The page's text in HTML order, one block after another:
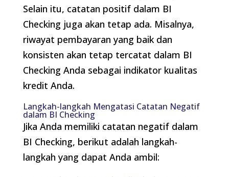
Selain itu, catatan positif dalam BI
Checking juga akan tetap ada. Misalnya,
riwayat pembayaran yang baik dan
konsisten akan tetap tercatat dalam BI
Checking Anda sebagai indikator kualitas
kredit Anda.
Langkah-langkah Mengatasi Catatan Negatif
dalam BI Checking
Jika Anda memiliki catatan negatif dalam
BI Checking, berikut adalah langkah-
langkah yang dapat Anda ambil: